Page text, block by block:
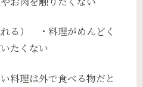
る） ・料理がめんどく
たくない
料理は外で食べる物だと